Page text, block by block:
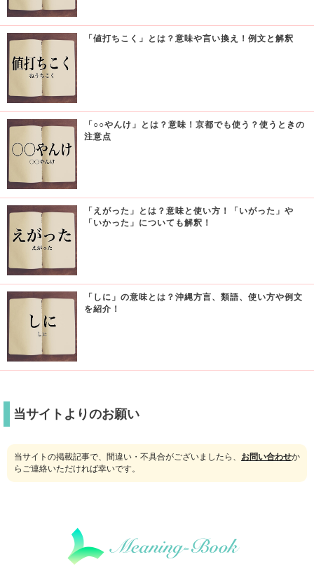
「値打ちこく」とは？意味や言い換え！例文と解釈
「○○やんけ」とは？意味！京都でも使う？使うときの
注意点
「えがった」とは？意味と使い方！「いがった」や
「いかった」についても解釈！
「しに」の意味とは？沖縄方言、類語、使い方や例文
を紹介！
当サイトよりのお願い
当サイトの掲載記事で、間違い・不具合がございましたら、 お問い合わせか
らご連絡いただければ幸いです。